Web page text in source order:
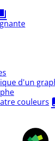
d'un
couleurs